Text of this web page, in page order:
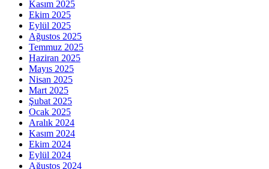
Kasım 2025
Ekim 2025
Eylül 2025
Ağustos 2025
Temmuz 2025
Haziran 2025
Mayıs 2025
Nisan 2025
Mart 2025
Şubat 2025
Ocak 2025
Aralık 2024
Kasım 2024
Ekim 2024
Eylül 2024
Ağustos 2024